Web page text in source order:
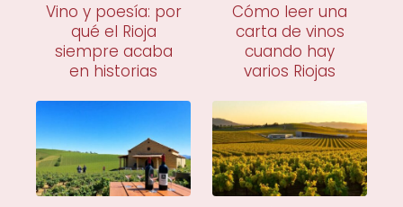
Vino y poesía: por
qué el Rioja
siempre acaba
en historias
Cómo leer una
carta de vinos
cuando hay
varios Riojas